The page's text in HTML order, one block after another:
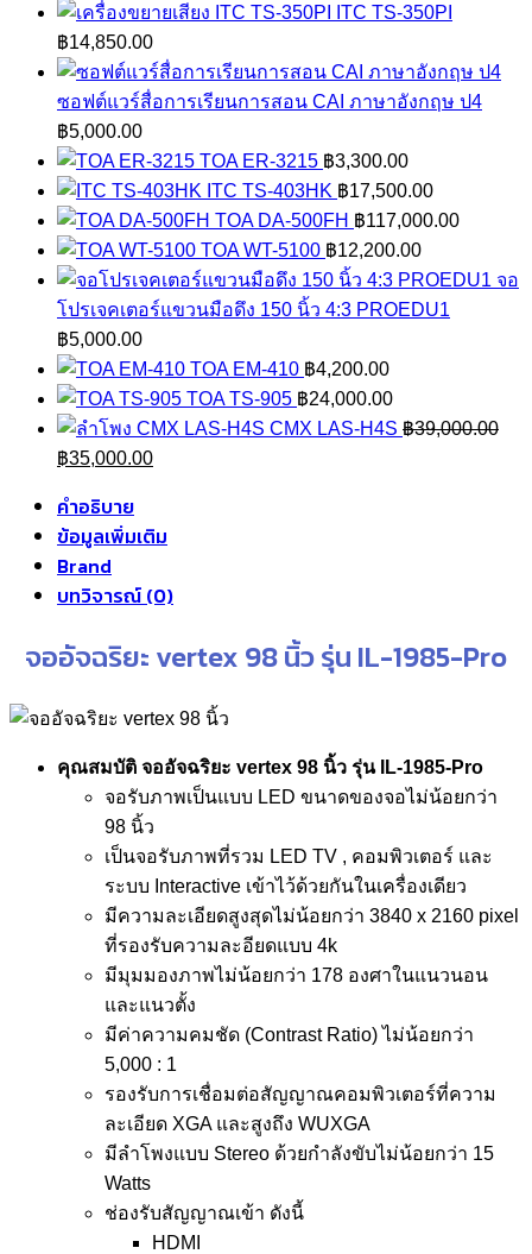
1985-
Pro
ชิ้น
ITC TS-350PI
฿14,850.00
ซอฟต์แวร์สื่อการเรียนการสอน CAI ภาษาอังกฤษ ป4
฿5,000.00
TOA ER-3215 ฿3,300.00
ITC TS-403HK ฿17,500.00
TOA DA-500FH ฿117,000.00
TOA WT-5100 ฿12,200.00
จอ
โปรเจคเตอร์แขวนมือดึง 150 นิ้ว 4:3 PROEDU1
฿5,000.00
TOA EM-410 ฿4,200.00
TOA TS-905 ฿24,000.00
CMX LAS-H4S ฿39,000.00
Original
was:
฿39,000.00.
฿35,000.00Current
฿35,000.00.
คำอธิบาย
ข้อมูลเพิ่มเติม
Brand
บทวิจารณ์ (0)
จออัจฉริยะ vertex 98 นิ้ว รุ่น IL-1985-Pro
คุณสมบัติ จออัจฉริยะ vertex 98 นิ้ว รุ่น IL-1985-Pro
จอรับภาพเป็นแบบ LED ขนาดของจอไม่น้อยกว่า
98 นิ้ว
เป็นจอรับภาพที่รวม LED TV , คอมพิวเตอร์ และ
ระบบ Interactive เข้าไว้ด้วยกันในเครื่องเดียว
มีความละเอียดสูงสุดไม่น้อยกว่า 3840 x 2160 pixel
ที่รองรับความละอียดแบบ 4k
มีมุมมองภาพไม่น้อยกว่า 178 องศาในแนวนอน
และแนวตั้ง
มีค่าความคมชัด (Contrast Ratio) ไม่น้อยกว่า
5,000 : 1
รองรับการเชื่อมต่อสัญญาณคอมพิวเตอร์ที่ความ
ละเอียด XGA และสูงถึง WUXGA
มีลำโพงแบบ Stereo ด้วยกำลังขับไม่น้อยกว่า 15
Watts
ช่องรับสัญญาณเข้า ดังนี้
HDMI